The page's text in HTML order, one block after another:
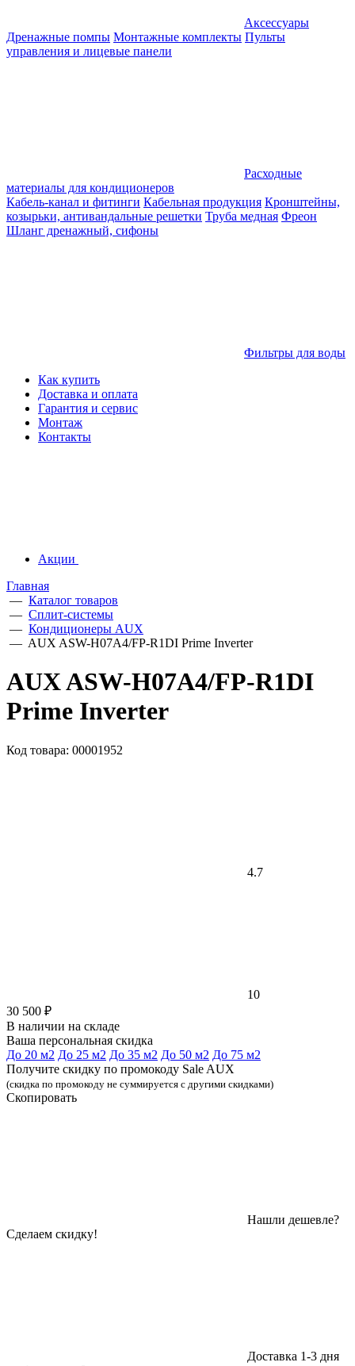
Аксессуары
Дренажные помпы Монтажные комплекты Пульты
управления и лицевые панели
Расходные
материалы для кондиционеров
Кабель-канал и фитинги Кабельная продукция Кронштейны,
козырьки, антивандальные решетки Труба медная Фреон
Шланг дренажный, сифоны
Фильтры для воды
Как купить
Доставка и оплата
Гарантия и сервис
Монтаж
Контакты
Акции
Главная
— Каталог товаров
— Сплит-системы
— Кондиционеры AUX
— AUX ASW-H07A4/FP-R1DI Prime Inverter
AUX ASW-H07A4/FP-R1DI
Prime Inverter
Код товара: 00001952
4.7
10
30 500 ₽
В наличии на складе
Ваша персональная скидка
До 20 м2 До 25 м2 До 35 м2 До 50 м2 До 75 м2
Получите скидку по промокоду Sale AUX
(скидка по промокоду не суммируется с другими скидками)
Скопировать
Нашли дешевле?
Сделаем скидку!
Доставка 1-3 дня